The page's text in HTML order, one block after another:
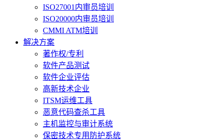
ISO27001内审员培训
ISO20000内审员培训
CMMI ATM培训
解决方案
著作权/专利
软件产品测试
软件企业评估
高新技术企业
ITSM运维工具
恶意代码查杀工具
主机监控与审计系统
保密技术专用防护系统